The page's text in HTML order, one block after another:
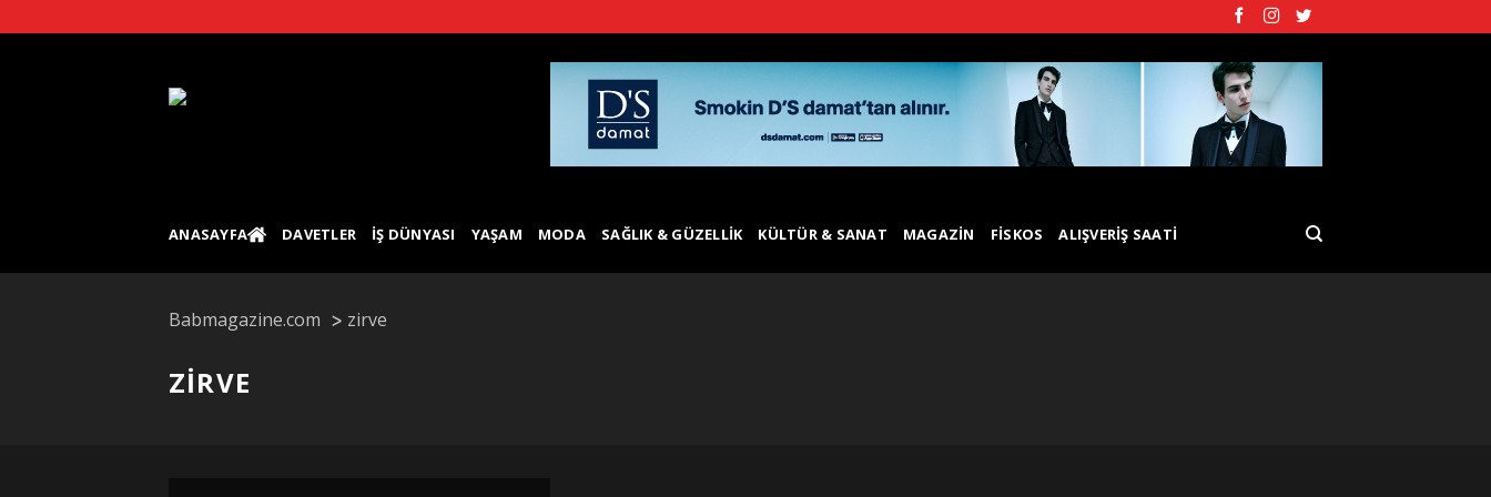
to
ANASAYFA DAVETLER İŞ DÜNYASI YAŞAM MODA SAĞLIK & GÜZELLIK KÜLTÜR & SANAT MAGAZIN FISKOS ALIŞVERIŞ SAATI
Babmagazine.com zirve
ZIRVE